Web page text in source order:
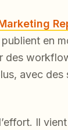
en
des
avec
Il